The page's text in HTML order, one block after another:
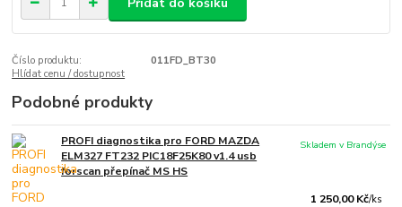
Číslo produktu:
011FD_BT30
Hlídat cenu / dostupnost
Podobné produkty
PROFI diagnostika pro FORD MAZDA
ELM327 FT232 PIC18F25K80 v1.4 usb
forscan přepínač MS HS
1 250,00 Kč/ks
Skladem v Brandýse